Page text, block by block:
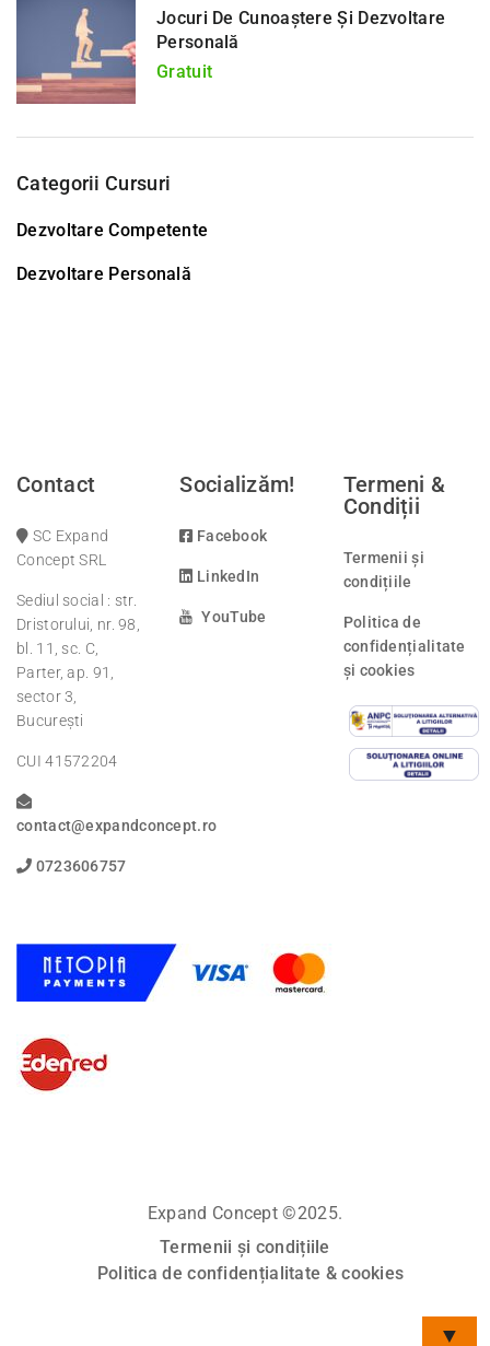
Jocuri De Cunoaștere Și Dezvoltare
Personală
Gratuit
Categorii Cursuri
Dezvoltare Competente
Dezvoltare Personală
Contact
SC Expand
Concept SRL
Sediul social : str.
Dristorului, nr. 98,
bl. 11, sc. C,
Parter, ap. 91,
sector 3,
București
CUI 41572204
contact@expandconcept.ro
0723606757
Socializăm!
Facebook
LinkedIn
YouTube
Termeni &
Condiții
Termenii și
condițiile
Politica de
confidențialitate
și cookies
Expand Concept ©2025.
Termenii și condițiile
Politica de confidențialitate & cookies
▼